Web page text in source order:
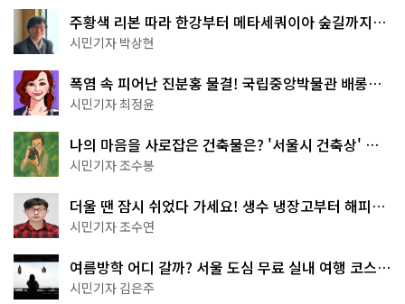
주황색 리본 따라 한강부터 메타세쿼이아 숲길까지…
서울둘레길 15코스
시민기자 박상현
폭염 속 피어난 진분홍 물결! 국립중앙박물관 배롱나
무 명소
시민기자 최정윤
나의 마음을 사로잡은 건축물은? '서울시 건축상' 수
상작 공개!
시민기자 조수봉
더울 땐 잠시 쉬었다 가세요! 생수 냉장고부터 해피소
·무더위쉼터까지
시민기자 조수연
여름방학 어디 갈까? 서울 도심 무료 실내 여행 코스
추천
시민기자 김은주